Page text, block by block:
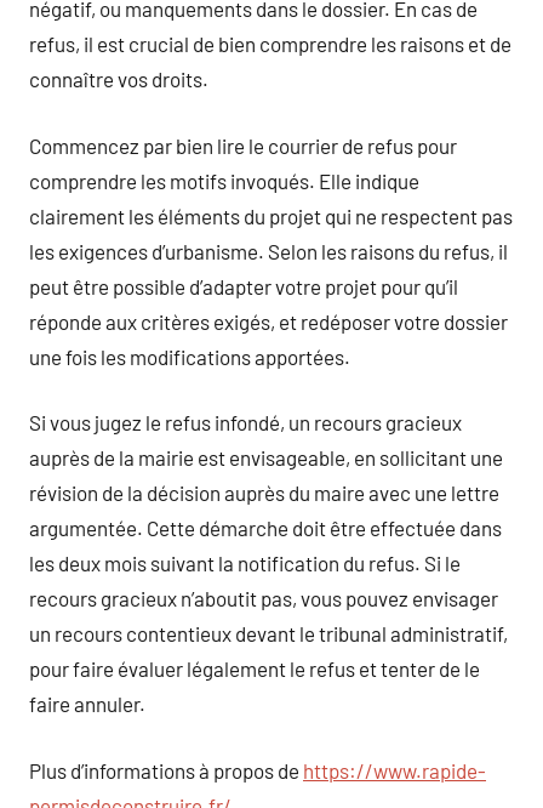
négatif, ou manquements dans le dossier. En cas de
refus, il est crucial de bien comprendre les raisons et de
connaître vos droits.
Commencez par bien lire le courrier de refus pour
comprendre les motifs invoqués. Elle indique
clairement les éléments du projet qui ne respectent pas
les exigences d’urbanisme. Selon les raisons du refus, il
peut être possible d’adapter votre projet pour qu’il
réponde aux critères exigés, et redéposer votre dossier
une fois les modifications apportées.
Si vous jugez le refus infondé, un recours gracieux
auprès de la mairie est envisageable, en sollicitant une
révision de la décision auprès du maire avec une lettre
argumentée. Cette démarche doit être effectuée dans
les deux mois suivant la notification du refus. Si le
recours gracieux n’aboutit pas, vous pouvez envisager
un recours contentieux devant le tribunal administratif,
pour faire évaluer légalement le refus et tenter de le
faire annuler.
Plus d’informations à propos de https://www.rapide-